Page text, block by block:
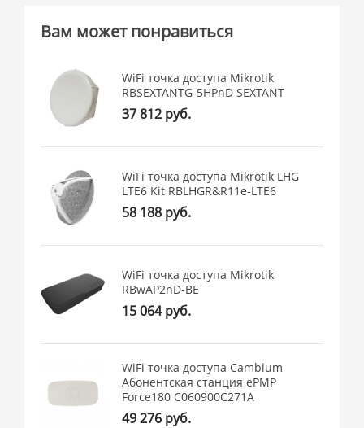
Вам может понравиться
WiFi точка доступа Mikrotik
RBSEXTANTG-5HPnD SEXTANT
37 812 руб.
WiFi точка доступа Mikrotik LHG
LTE6 Kit RBLHGR&R11e-LTE6
58 188 руб.
WiFi точка доступа Mikrotik
RBwAP2nD-BE
15 064 руб.
WiFi точка доступа Cambium
Абонентская станция ePMP
Force180 C060900C271A
49 276 руб.